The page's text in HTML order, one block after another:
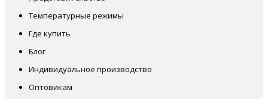
Температурные режимы
Где купить
Блог
Индивидуальное производство
Оптовикам